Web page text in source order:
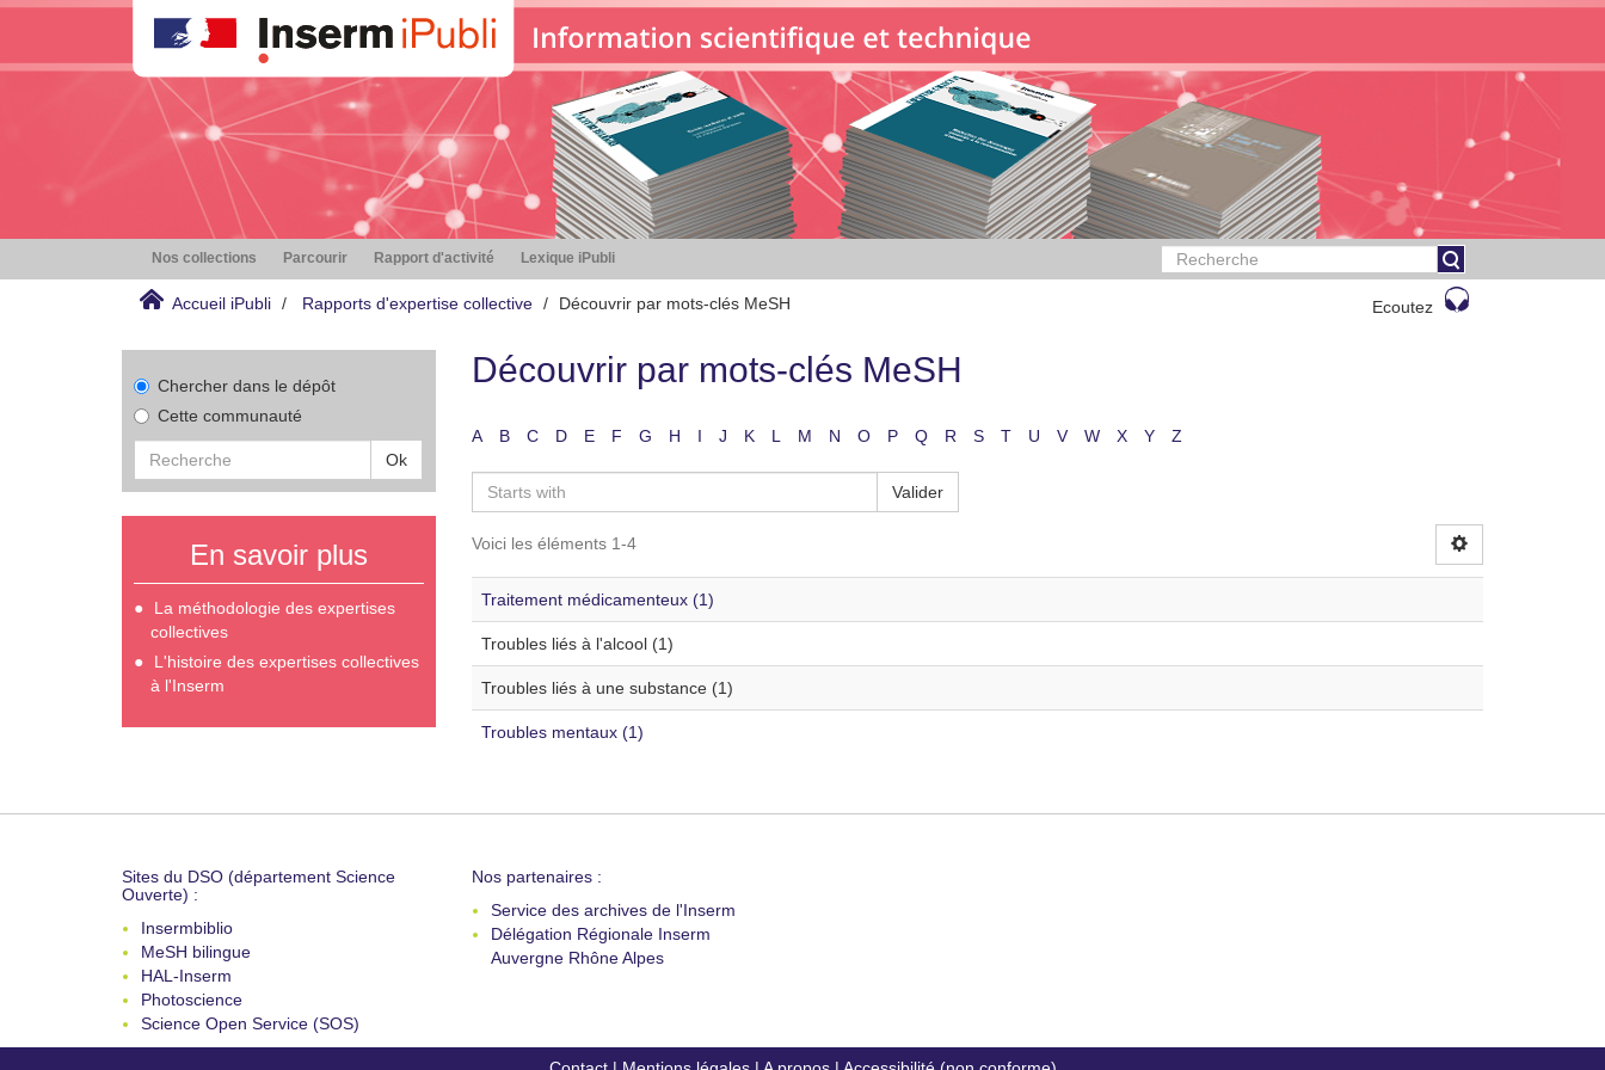
Nos collections Parcourir Rapport d'activité Lexique iPubli
Accueil iPubli Rapports d'expertise collective Découvrir par mots-clés MeSH Ecoutez
Chercher dans le dépôt
Cette communauté
Ok
En savoir plus
La méthodologie des expertises
collectives
L'histoire des expertises collectives
à l'Inserm
Découvrir par mots-clés MeSH
A B C D E F G H I J K L M N O P Q R S T U V W X Y Z
Valider
Voici les éléments 1-4
Traitement médicamenteux (1)
Troubles liés à l'alcool (1)
Troubles liés à une substance (1)
Troubles mentaux (1)
Sites du DSO (département Science
Ouverte) :
Insermbiblio
MeSH bilingue
HAL-Inserm
Photoscience
Science Open Service (SOS)
Nos partenaires :
Service des archives de l'Inserm
Délégation Régionale Inserm
Auvergne Rhône Alpes